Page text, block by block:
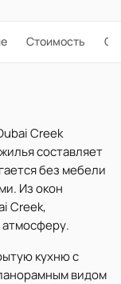
Стоимость О
Creek
составляет
без мебели
Из окон
Creek,
кухню с
видом